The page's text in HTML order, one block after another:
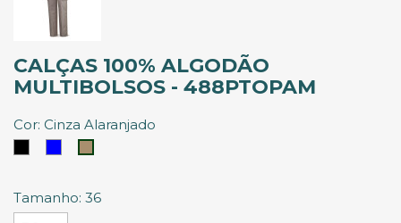
CALÇAS 100% ALGODÃO
MULTIBOLSOS - 488PTOPAM
Cor: Cinza Alaranjado
Tamanho: 36